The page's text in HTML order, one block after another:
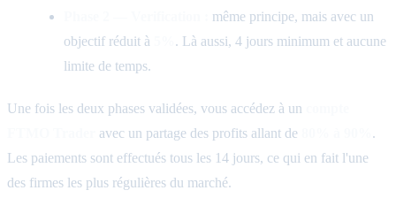
même principe, mais avec un
objectif réduit à
. Là aussi, 4 jours minimum et aucune
limite de temps.
Une fois les deux phases validées, vous accédez à un
avec un partage des profits allant de
.
Les paiements sont effectués tous les 14 jours, ce qui en fait l'une
des firmes les plus régulières du marché.